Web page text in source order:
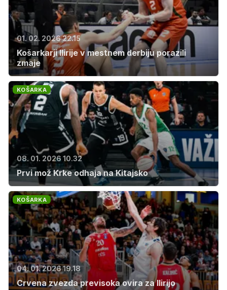
01. 02. 2026 22.15
Košarkarji Ilirije v mestnem derbiju porazili
zmaje
KOŠARKA
08. 01. 2026 10.32
Prvi mož Krke odhaja na Kitajsko
KOŠARKA
04. 01. 2026 19.18
Crvena zvezda previsoka ovira za Ilirijo